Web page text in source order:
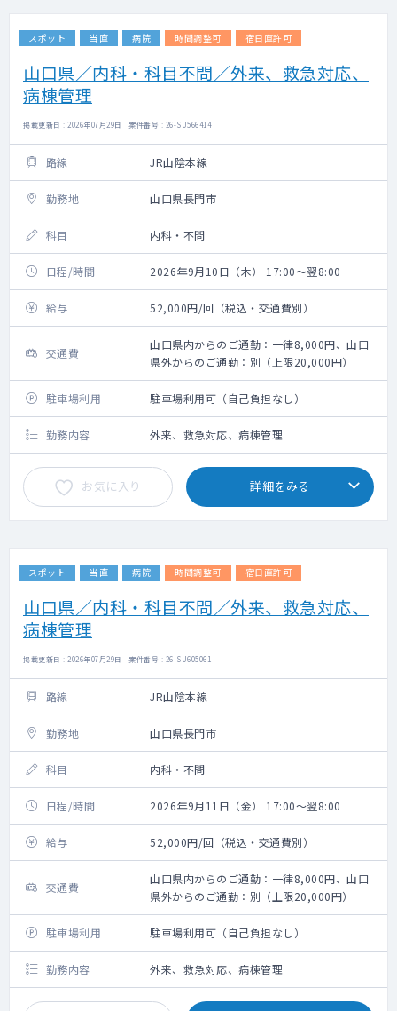
スポット 当直 病院 時間調整可 宿日直許可
山口県／内科・科目不問／外来、救急対応、
病棟管理
掲載更新日 : 2026年07月29日 案件番号 : 26-SU566414
路線 JR山陰本線
勤務地 山口県長門市
科目 内科・不問
日程/時間 2026年9月10日（木） 17:00～翌8:00
給与 52,000円/回（税込・交通費別）
交通費
山口県内からのご通勤：一律8,000円、山口
県外からのご通勤：別（上限20,000円）
駐車場利用 駐車場利用可（自己負担なし）
勤務内容 外来、救急対応、病棟管理
お気に入り 詳細をみる
スポット 当直 病院 時間調整可 宿日直許可
山口県／内科・科目不問／外来、救急対応、
病棟管理
掲載更新日 : 2026年07月29日 案件番号 : 26-SU605061
路線 JR山陰本線
勤務地 山口県長門市
科目 内科・不問
日程/時間 2026年9月11日（金） 17:00～翌8:00
給与 52,000円/回（税込・交通費別）
交通費
山口県内からのご通勤：一律8,000円、山口
県外からのご通勤：別（上限20,000円）
駐車場利用 駐車場利用可（自己負担なし）
勤務内容 外来、救急対応、病棟管理